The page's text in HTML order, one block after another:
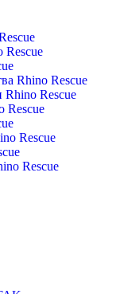
Rescue
Rhino Rescue
Rescue
Rescue
Rescue
Rescue